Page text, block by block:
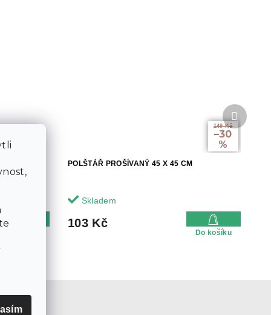
149 Kč
–30
%
POLŠTÁŘ PROŠÍVANÝ 45 X 45 CM
Skladem
103 Kč
Do košíku
Další
produkt